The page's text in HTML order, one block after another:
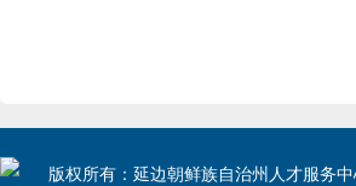
版权所有：延边朝鲜族自治州人才服务